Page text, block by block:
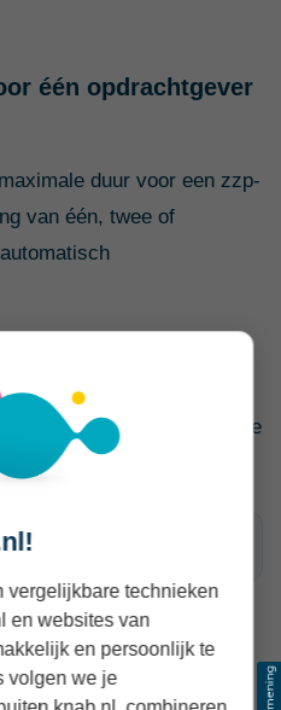
één opdrachtgever
duur voor een zzp-
van één, twee of
extra aandacht. Een
kan ongemerkt
of een vaste
opdracht
is niet altijd
vergelijkbare technieken
en websites van
en persoonlijk te
volgen we je